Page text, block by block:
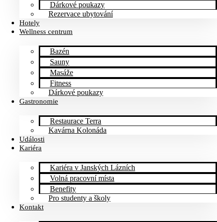
Dárkové poukazy​
Rezervace ubytování
Hotely
Wellness centrum
Bazén
Sauny
Masáže
Fitness
Dárkové poukazy​
Gastronomie
Restaurace Terra
Kavárna Kolonáda
Události
Kariéra
Kariéra v Janských Lázních
Volná pracovní místa
Benefity
Pro studenty a školy
Kontakt